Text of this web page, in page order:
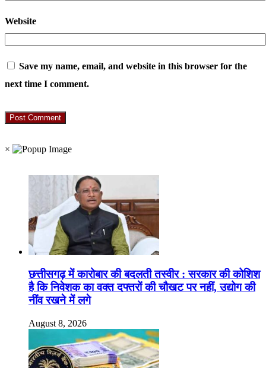
Website
Save my name, email, and website in this browser for the
next time I comment.
×
छत्तीसगढ़ में कारोबार की बदलती तस्वीर : सरकार की कोशिश
है कि निवेशक का वक्त दफ्तरों की चौखट पर नहीं, उद्योग की
नींव रखने में लगे
August 8, 2026